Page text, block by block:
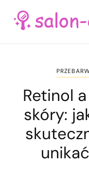
Retinol
skóry: